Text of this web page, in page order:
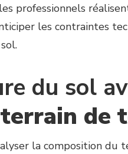
professionnels
les contraintes
du sol
de
la composition du